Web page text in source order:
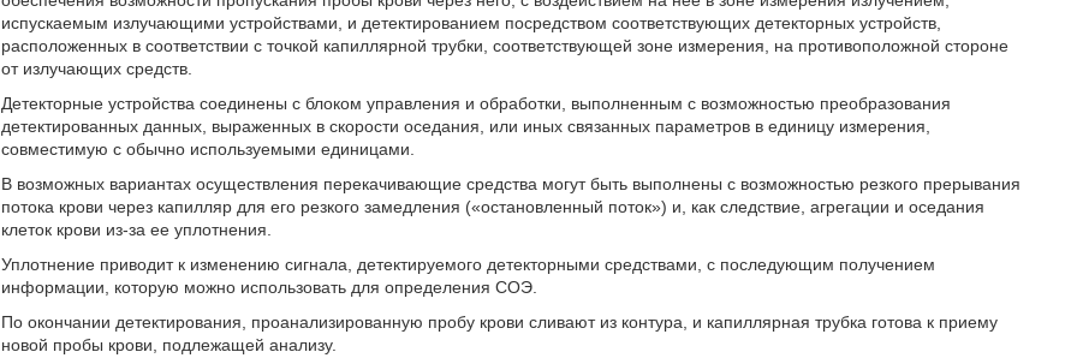
испускаемым излучающими устройствами, и детектированием посредством соответствующих детекторных устройств,
расположенных в соответствии с точкой капиллярной трубки, соответствующей зоне измерения, на противоположной стороне
от излучающих средств.
Детекторные устройства соединены с блоком управления и обработки, выполненным с возможностью преобразования
детектированных данных, выраженных в скорости оседания, или иных связанных параметров в единицу измерения,
совместимую с обычно используемыми единицами.
В возможных вариантах осуществления перекачивающие средства могут быть выполнены с возможностью резкого прерывания
потока крови через капилляр для его резкого замедления («остановленный поток») и, как следствие, агрегации и оседания
клеток крови из-за ее уплотнения.
Уплотнение приводит к изменению сигнала, детектируемого детекторными средствами, с последующим получением
информации, которую можно использовать для определения СОЭ.
По окончании детектирования, проанализированную пробу крови сливают из контура, и капиллярная трубка готова к приему
новой пробы крови, подлежащей анализу.